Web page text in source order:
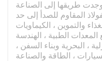
وجدت طريقها إلى الصناعة
المقاوم للصدأ إلى حد
والتموين ، الكيماويات
الطبية ، الهندسة
، البحرية وبناء السفن ،
، الطاقة والصناعة